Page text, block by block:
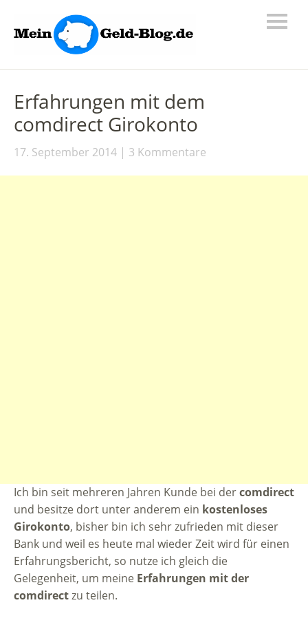
Erfahrungen mit dem
comdirect Girokonto
17. September 2014 3 Kommentare
Ich bin seit mehreren Jahren Kunde bei dercomdirect
und besitze dort unter anderem ein kostenloses
Girokonto, bisher bin ich sehr zufrieden mit dieser
Bank und weil es heute mal wieder Zeit wird für einen
Erfahrungsbericht, so nutze ich gleich die
Gelegenheit, um meine Erfahrungen mit der
comdirectzu teilen.